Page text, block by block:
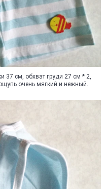
37 см, обхват груди 27 см * 2,
очень мягкий и нежный.